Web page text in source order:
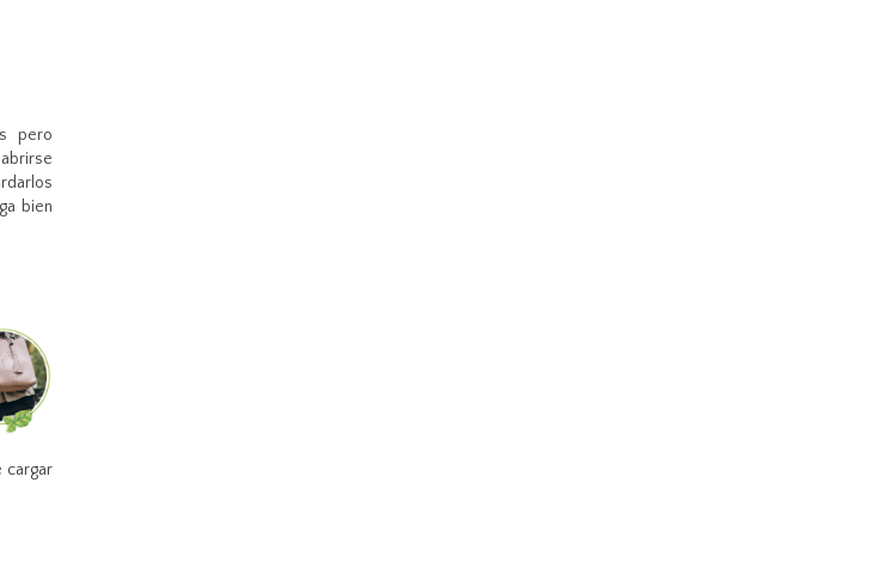
pero
bien
cargar